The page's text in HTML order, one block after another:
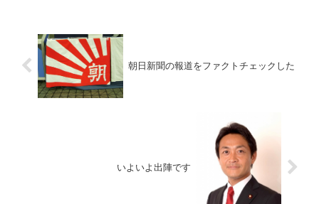
朝日新聞の報道をファクトチェックした
いよいよ出陣です